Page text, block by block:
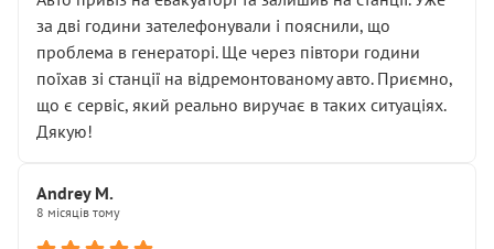
чіткого пояснення
( ну все зняли та доробили) дякую!
Окремий момент, який виглядає абсурдно:
мені заявили, що бачок гальмівної рідини потрібно
міняти разом із головним гальмівним циліндром у
Для людини, яка хоча б трохи розуміється на техніці,
це звучить як мінімум непрофесійно, а як максимум —
спроба продати дорогий вузол замість елементарних
за дві години зателефонували і пояснили, що
проблема в генераторі. Ще через півтори години
поїхав зі станції на відремонтованому авто. Приємно,
що є сервіс, який реально виручає в таких ситуаціях.
Дякую!
Andrey M.
8 місяців тому